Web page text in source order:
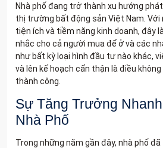
Nhà phố đang trở thành xu hướng
thị trường bất động sản Việt Nam. Với
tiện ích và tiềm năng kinh doanh, đây
nhắc cho cả người mua để ở và các
như bất kỳ loại hình đầu tư nào khác,
và lên kế hoạch cẩn thận là điều
thành công.
Sự Tăng Trưởng
Nhà Phố
Trong những năm gần đây, nhà phố